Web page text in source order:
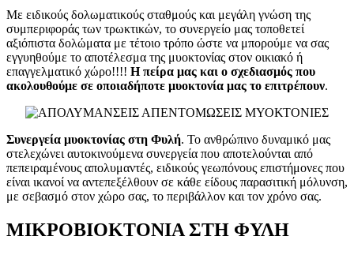
Με ειδικούς δολωματικούς σταθμούς και μεγάλη γνώση της
συμπεριφοράς των τρωκτικών, το συνεργείο μας τοποθετεί
αξιόπιστα δολώματα με τέτοιο τρόπο ώστε να μπορούμε να σας
εγγυηθούμε το αποτέλεσμα της μυοκτονίας στον οικιακό ή
επαγγελματικό χώρο!!!! Η πείρα μας και ο σχεδιασμός που
ακολουθούμε σε οποιαδήποτε μυοκτονία μας το επιτρέπουν.
Συνεργεία μυοκτονίας στη Φυλή. Το ανθρώπινο δυναμικό μας
στελεχώνει αυτοκινούμενα συνεργεία που αποτελούνται από
πεπειραμένους απολυμαντές, ειδικούς γεωπόνους επιστήμονες που
είναι ικανοί να αντεπεξέλθουν σε κάθε είδους παρασιτική μόλυνση,
με σεβασμό στον χώρο σας, το περιβάλλον και τον χρόνο σας.
ΜΙΚΡΟΒΙΟΚΤΟΝΙΑ ΣΤΗ ΦΥΛΗ